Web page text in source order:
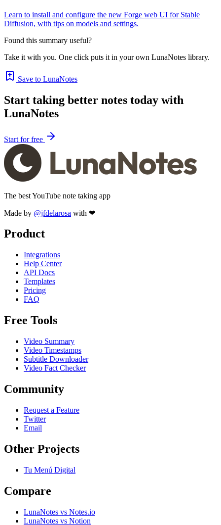
Learn to install and configure the new Forge web UI for Stable
Diffusion, with tips on models and settings.
Found this summary useful?
Take it with you. One click puts it in your own LunaNotes library.
Save to LunaNotes
Start taking better notes today with
LunaNotes
Start for free
The best YouTube note taking app
Made by @jfdelarosa with ❤
Product
Integrations
Help Center
API Docs
Templates
Pricing
FAQ
Free Tools
Video Summary
Video Timestamps
Subtitle Downloader
Video Fact Checker
Community
Request a Feature
Twitter
Email
Other Projects
Tu Menú Digital
Compare
LunaNotes vs Notes.io
LunaNotes vs Notion